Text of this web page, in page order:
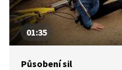
01:35
Působení sil